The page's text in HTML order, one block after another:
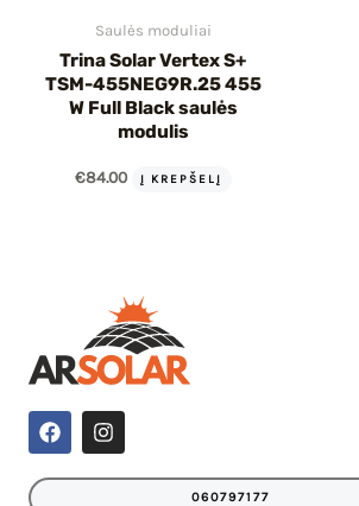
Saulės moduliai
Trina Solar Vertex S+
TSM-455NEG9R.25 455
W Full Black saulės
modulis
€84.00 Į KREPŠELĮ
F
a
c
e
I
n
s
t
060797177